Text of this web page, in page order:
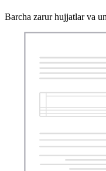
Barcha zarur hujjatlar va